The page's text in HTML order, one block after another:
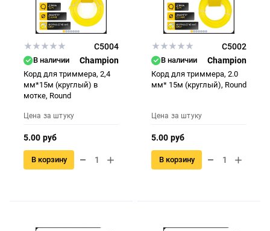
C5004
В наличии Champion
Корд для триммера, 2,4
мм*15м (круглый) в
мотке, Round
Цена за штуку
5.00 руб
В корзину
C5002
В наличии Champion
Корд для триммера, 2.0
мм* 15м (круглый), Round
Цена за штуку
5.00 руб
В корзину